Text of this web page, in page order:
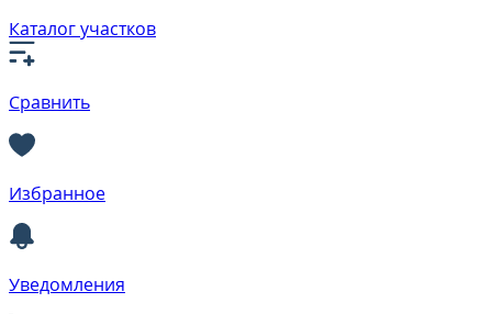
Каталог участков
Сравнить
Избранное
Уведомления